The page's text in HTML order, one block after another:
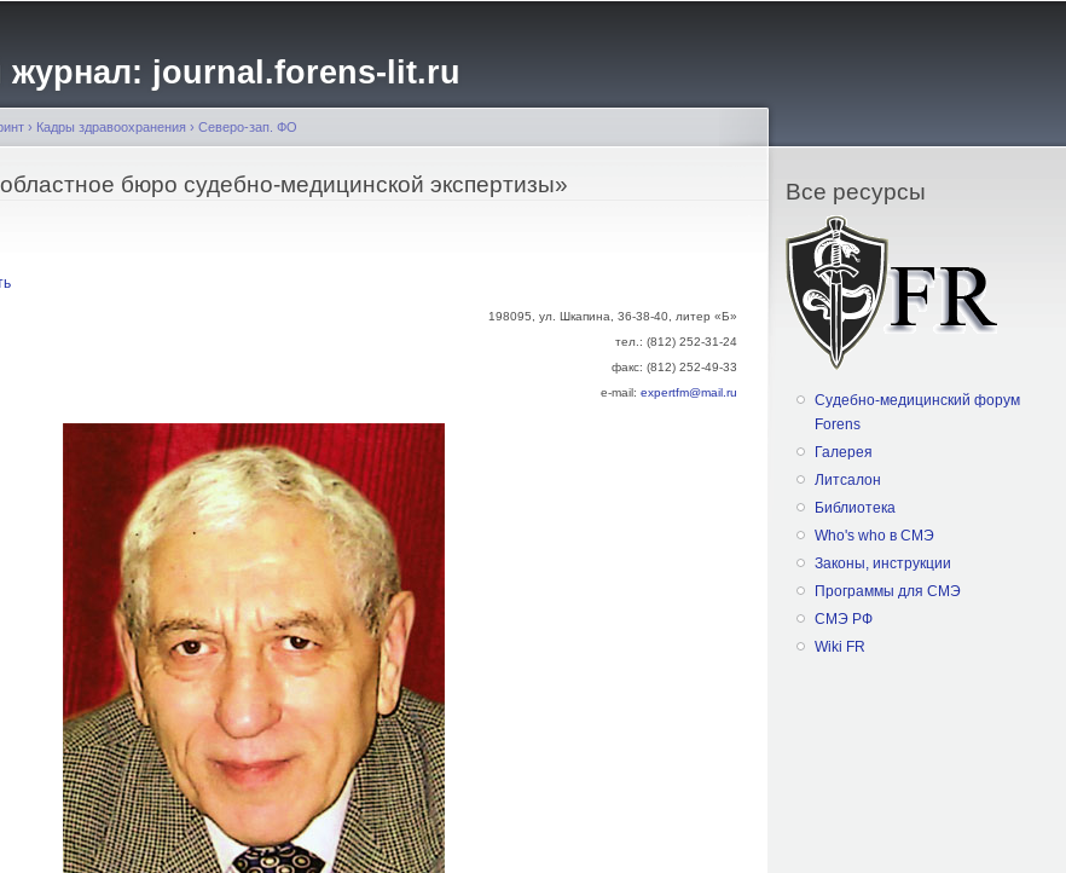
содержанию
журнал: journal.forens-lit.ru
› Кадры здравоохранения › Северо-зап. ФО
бюро судебно-медицинской экспертизы»
198095, ул. Шкапина, 36-38-40, литер «Б»
тел.: (812) 252-31-24
факс: (812) 252-49-33
е-mail: expertfm@mail.ru
Все ресурсы
Судебно-медицинский форум
Forens
Галерея
Литсалон
Библиотека
Who's who в СМЭ
Законы, инструкции
Программы для СМЭ
СМЭ РФ
Wiki FR